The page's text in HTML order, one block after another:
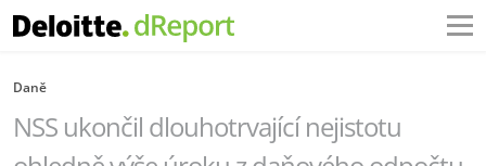
Daně
NSS ukončil dlouhotrvající nejistotu